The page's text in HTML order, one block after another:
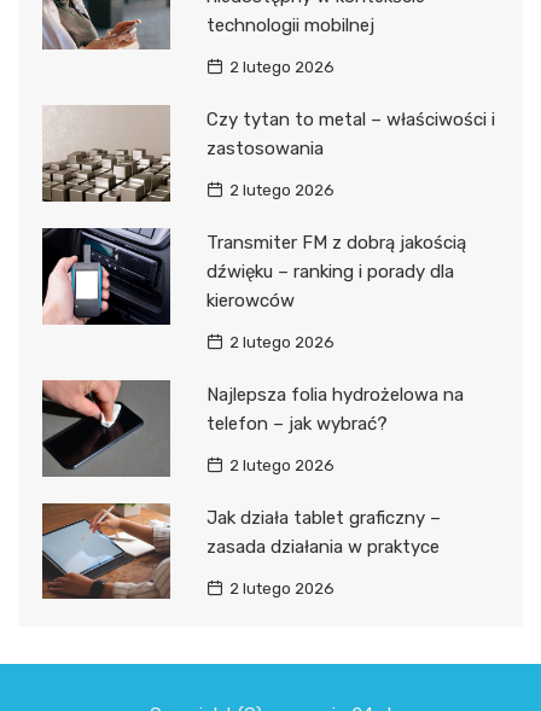
technologii mobilnej
2 lutego 2026
Czy tytan to metal – właściwości i
zastosowania
2 lutego 2026
Transmiter FM z dobrą jakością
dźwięku – ranking i porady dla
kierowców
2 lutego 2026
Najlepsza folia hydrożelowa na
telefon – jak wybrać?
2 lutego 2026
Jak działa tablet graficzny –
zasada działania w praktyce
2 lutego 2026